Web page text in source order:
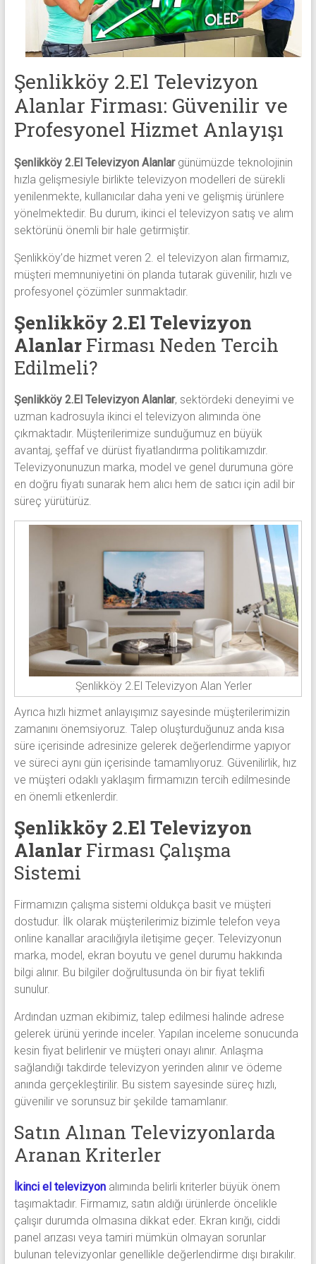
alanlar
adresten
yapıyor
Şenlikköy 2.El Televizyon
Alanlar Firması: Güvenilir ve
Profesyonel Hizmet Anlayışı
Şenlikköy 2.El Televizyon Alanlargünümüzde teknolojinin
hızla gelişmesiyle birlikte televizyon modelleri de sürekli
yenilenmekte, kullanıcılar daha yeni ve gelişmiş ürünlere
yönelmektedir. Bu durum, ikinci el televizyon satış ve alım
sektörünü önemli bir hale getirmiştir.
Şenlikköy’de hizmet veren 2. el televizyon alan firmamız,
müşteri memnuniyetini ön planda tutarak güvenilir, hızlı ve
profesyonel çözümler sunmaktadır.
Şenlikköy 2.El Televizyon
AlanlarFirması Neden Tercih
Edilmeli?
Şenlikköy 2.El Televizyon Alanlar, sektördeki deneyimi ve
uzman kadrosuyla ikinci el televizyon alımında öne
çıkmaktadır. Müşterilerimize sunduğumuz en büyük
avantaj, şeffaf ve dürüst fiyatlandırma politikamızdır.
Televizyonunuzun marka, model ve genel durumuna göre
en doğru fiyatı sunarak hem alıcı hem de satıcı için adil bir
süreç yürütürüz.
Şenlikköy 2.El Televizyon Alan Yerler
Ayrıca hızlı hizmet anlayışımız sayesinde müşterilerimizin
zamanını önemsiyoruz. Talep oluşturduğunuz anda kısa
süre içerisinde adresinize gelerek değerlendirme yapıyor
ve süreci aynı gün içerisinde tamamlıyoruz. Güvenilirlik, hız
ve müşteri odaklı yaklaşım firmamızın tercih edilmesinde
en önemli etkenlerdir.
Şenlikköy 2.El Televizyon
AlanlarFirması Çalışma
Sistemi
Firmamızın çalışma sistemi oldukça basit ve müşteri
dostudur. İlk olarak müşterilerimiz bizimle telefon veya
online kanallar aracılığıyla iletişime geçer. Televizyonun
marka, model, ekran boyutu ve genel durumu hakkında
bilgi alınır. Bu bilgiler doğrultusunda ön bir fiyat teklifi
sunulur.
Ardından uzman ekibimiz, talep edilmesi halinde adrese
gelerek ürünü yerinde inceler. Yapılan inceleme sonucunda
kesin fiyat belirlenir ve müşteri onayı alınır. Anlaşma
sağlandığı takdirde televizyon yerinden alınır ve ödeme
anında gerçekleştirilir. Bu sistem sayesinde süreç hızlı,
güvenilir ve sorunsuz bir şekilde tamamlanır.
Satın Alınan Televizyonlarda
Aranan Kriterler
İkinci el televizyonalımında belirli kriterler büyük önem
taşımaktadır. Firmamız, satın aldığı ürünlerde öncelikle
çalışır durumda olmasına dikkat eder. Ekran kırığı, ciddi
panel arızası veya tamiri mümkün olmayan sorunlar
bulunan televizyonlar genellikle değerlendirme dışı bırakılır.